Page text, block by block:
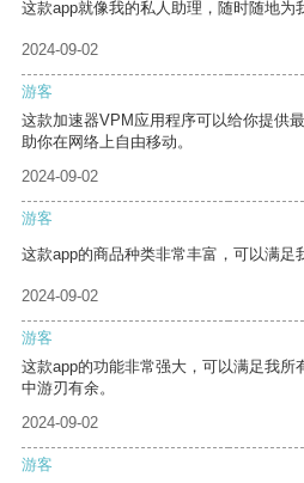
这款app就像我的私人助理，随时随地为
2024-09-02
游客
这款加速器VPM应用程序可以给你提供
助你在网络上自由移动。
2024-09-02
游客
这款app的商品种类非常丰富，可以满足
2024-09-02
游客
这款app的功能非常强大，可以满足我所
中游刃有余。
2024-09-02
游客